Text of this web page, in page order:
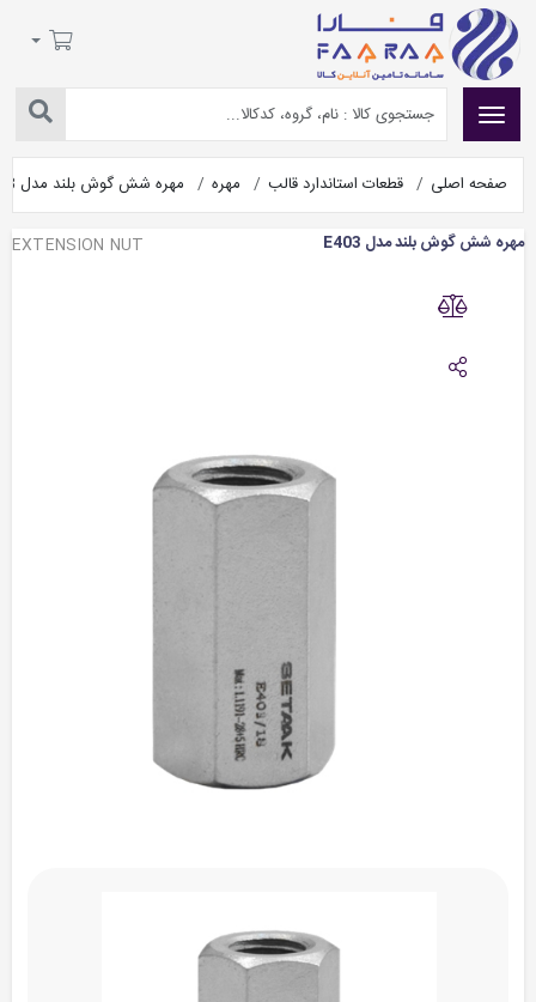
صفحه اصلی قطعات استاندارد قالب مهره مهره شش گوش بلند مدل E403
مهره شش گوش بلند مدل E403 EXTENSION NUT